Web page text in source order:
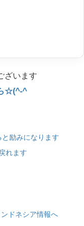
ざいます
☆(^-^
励みになります
れます